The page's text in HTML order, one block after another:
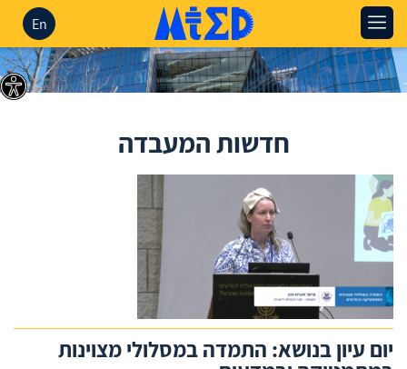
En
חדשות המעבדה
יום עיון בנושא: התמדה במסלולי מצוינות